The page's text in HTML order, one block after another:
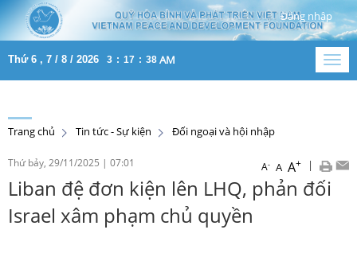
Đăng nhập
Thứ 6 , 7 / 8 / 2026 3 : 17 : 38 AM
Trang chủ Tin tức - Sự kiện Đối ngoại và hội nhập
Thứ bảy, 29/11/2025 | 07:01 A- A A+ |
Liban đệ đơn kiện lên LHQ, phản đối
Israel xâm phạm chủ quyền